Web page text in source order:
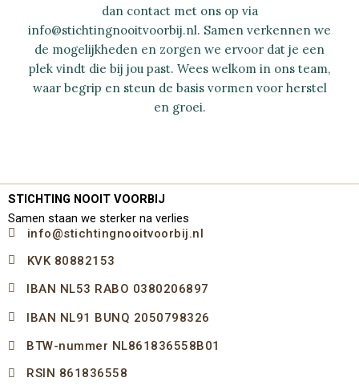
dan contact met ons op via
info@stichtingnooitvoorbij.nl. Samen verkennen we
de mogelijkheden en zorgen we ervoor dat je een
plek vindt die bij jou past. Wees welkom in ons team,
waar begrip en steun de basis vormen voor herstel
en groei.
STICHTING NOOIT VOORBIJ
Samen staan we sterker na verlies
info@stichtingnooitvoorbij.nl
KVK 80882153
IBAN NL53 RABO 0380206897
IBAN NL91 BUNQ 2050798326
BTW-nummer NL861836558B01
RSIN 861836558